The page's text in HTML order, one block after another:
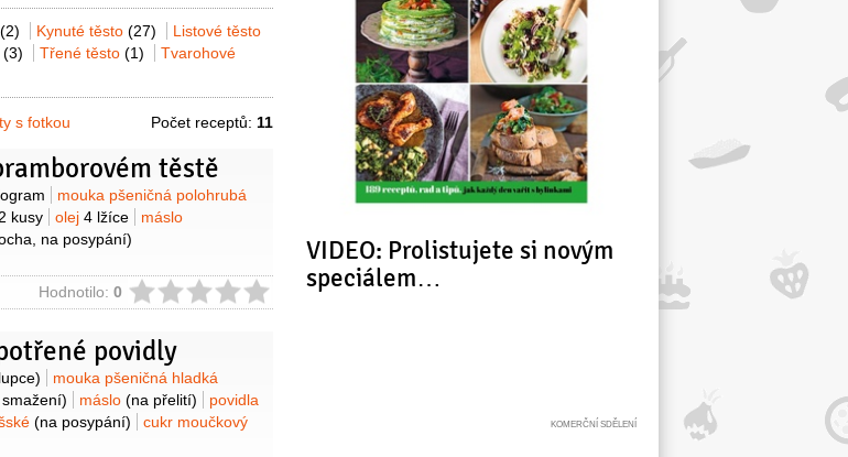
(2) Kynuté těsto (27)
Listové těsto
(3) Třené těsto (1)
Tvarohové
s fotkou Počet receptů: 11
těstě
mouka pšeničná polohrubá
2 kusy olej 4 lžíce
máslo
na posypání)
Hodnotilo: 0
povidly
mouka pšeničná hladká
máslo (na přelití)
povidla
(na posypání)
cukr moučkový
VIDEO: Prolistujete si novým
speciálem…